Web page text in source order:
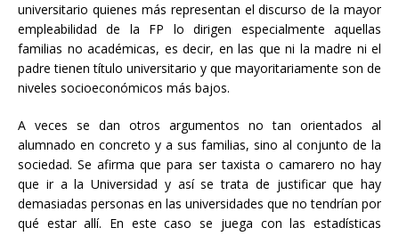
universitario quienes más representan el discurso de la mayor
empleabilidad de la FP lo dirigen especialmente aquellas
familias no académicas, es decir, en las que ni la madre ni el
padre tienen título universitario y que mayoritariamente son de
niveles socioeconómicos más bajos.
A veces se dan otros argumentos no tan orientados al
alumnado en concreto y a sus familias, sino al conjunto de la
sociedad. Se afirma que para ser taxista o camarero no hay
que ir a la Universidad y así se trata de justificar que hay
demasiadas personas en las universidades que no tendrían por
qué estar allí. En este caso se juega con las estadísticas